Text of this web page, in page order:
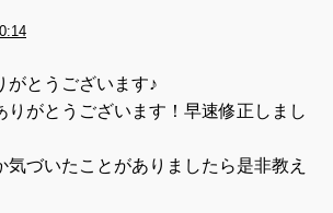
がとうございます♪
りがとうございます！早速修正しまし
気づいたことがありましたら是非教え